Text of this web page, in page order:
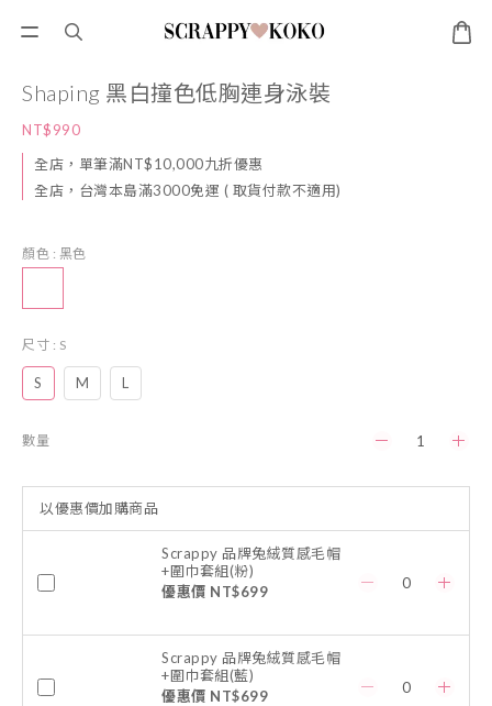
Shaping 黑白撞色低胸連身泳裝
NT$990
全店，單筆滿NT$10,000九折優惠
全店，台灣本島滿3000免運 ( 取貨付款不適用)
顏色 : 黑色
尺寸 : S
S M L
數量
以優惠價加購商品
Scrappy 品牌兔絨質感毛帽
+圍巾套組(粉)
優惠價 NT$699
Scrappy 品牌兔絨質感毛帽
+圍巾套組(藍)
優惠價 NT$699